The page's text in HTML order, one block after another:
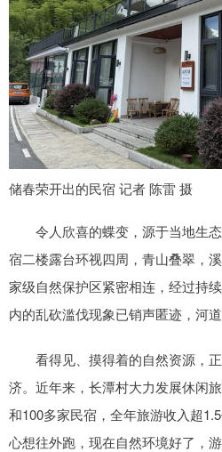
储春荣开出的民宿 记者 陈雷 摄
令人欣喜的蝶变，源于当地生态
宿二楼露台环视四周，青山叠翠，
家级自然保护区紧密相连，经过持
内的乱砍滥伐现象已销声匿迹，河道
看得见、摸得着的自然资源，正
济。近年来，长潭村大力发展休闲
和100多家民宿，全年旅游收入超
心想往外跑，现在自然环境好了，